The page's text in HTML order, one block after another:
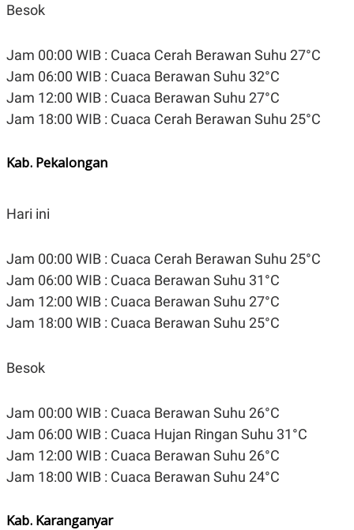
Besok
Jam 00:00 WIB : Cuaca Cerah Berawan Suhu 27°C
Jam 06:00 WIB : Cuaca Berawan Suhu 32°C
Jam 12:00 WIB : Cuaca Berawan Suhu 27°C
Jam 18:00 WIB : Cuaca Cerah Berawan Suhu 25°C
Kab. Pekalongan
Hari ini
Jam 00:00 WIB : Cuaca Cerah Berawan Suhu 25°C
Jam 06:00 WIB : Cuaca Berawan Suhu 31°C
Jam 12:00 WIB : Cuaca Berawan Suhu 27°C
Jam 18:00 WIB : Cuaca Berawan Suhu 25°C
Besok
Jam 00:00 WIB : Cuaca Berawan Suhu 26°C
Jam 06:00 WIB : Cuaca Hujan Ringan Suhu 31°C
Jam 12:00 WIB : Cuaca Berawan Suhu 26°C
Jam 18:00 WIB : Cuaca Berawan Suhu 24°C
Kab. Karanganyar